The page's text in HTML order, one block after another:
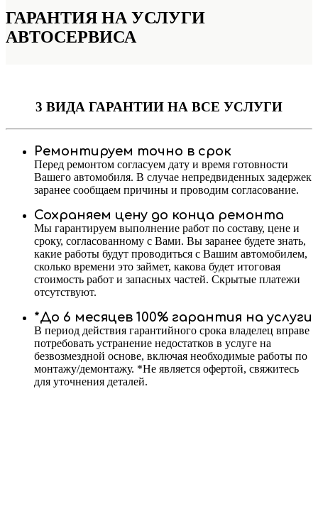
ГАРАНТИЯ НА УСЛУГИ
АВТОСЕРВИСА
3 ВИДА ГАРАНТИИ НА ВСЕ УСЛУГИ
Ремонтируем точно в срок
Перед ремонтом согласуем дату и время готовности
Вашего автомобиля. В случае непредвиденных задержек
заранее сообщаем причины и проводим согласование.
Сохраняем цену до конца ремонта
Мы гарантируем выполнение работ по составу, цене и
сроку, согласованному с Вами. Вы заранее будете знать,
какие работы будут проводиться с Вашим автомобилем,
сколько времени это займет, какова будет итоговая
стоимость работ и запасных частей. Скрытые платежи
отсутствуют.
*До 6 месяцев 100% гарантия на услуги
В период действия гарантийного срока владелец вправе
потребовать устранение недостатков в услуге на
безвозмездной основе, включая необходимые работы по
монтажу/демонтажу. *Не является офертой, свяжитесь
для уточнения деталей.